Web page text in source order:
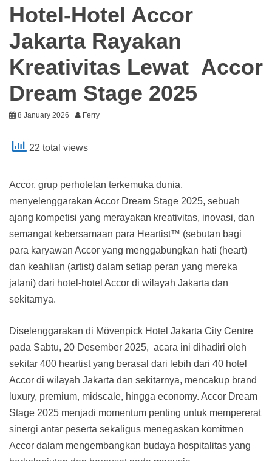
Hotel-Hotel Accor
Jakarta Rayakan
Kreativitas Lewat Accor
Dream Stage 2025
8 January 2026 Ferry
22 total views
Accor, grup perhotelan terkemuka dunia,
menyelenggarakan Accor Dream Stage 2025, sebuah
ajang kompetisi yang merayakan kreativitas, inovasi, dan
semangat kebersamaan para Heartist™ (sebutan bagi
para karyawan Accor yang menggabungkan hati (heart)
dan keahlian (artist) dalam setiap peran yang mereka
jalani) dari hotel-hotel Accor di wilayah Jakarta dan
sekitarnya.
Diselenggarakan di Mövenpick Hotel Jakarta City Centre
pada Sabtu, 20 Desember 2025, acara ini dihadiri oleh
sekitar 400 heartist yang berasal dari lebih dari 40 hotel
Accor di wilayah Jakarta dan sekitarnya, mencakup brand
luxury, premium, midscale, hingga economy. Accor Dream
Stage 2025 menjadi momentum penting untuk mempererat
sinergi antar peserta sekaligus menegaskan komitmen
Accor dalam mengembangkan budaya hospitalitas yang